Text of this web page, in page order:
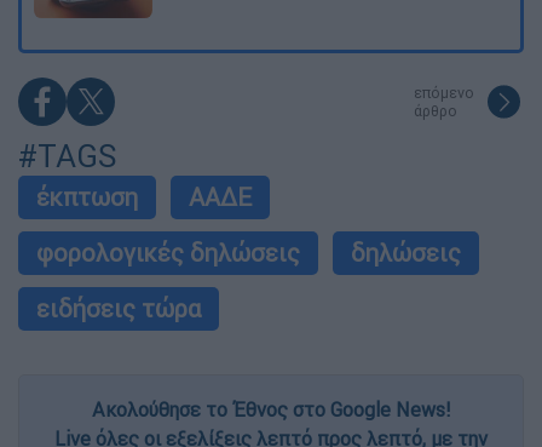
επόμενο
άρθρο
#TAGS
έκπτωση
ΑΑΔΕ
φορολογικές δηλώσεις
δηλώσεις
ειδήσεις τώρα
Ακολούθησε το Έθνος στο Google News!
Live όλες οι εξελίξεις λεπτό προς λεπτό, με την